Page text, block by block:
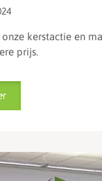
kerstactie en
prijs.